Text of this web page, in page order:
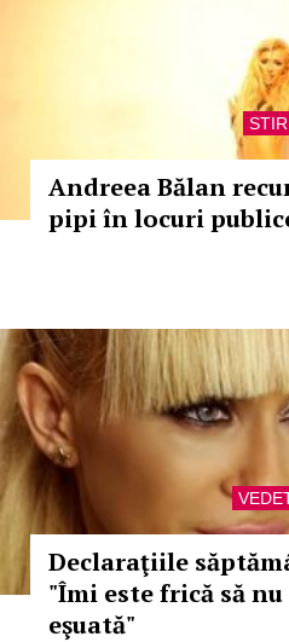
Andreea Bălan
pipi în locuri
Declaraţiile
"Îmi este frică să
eşuată"